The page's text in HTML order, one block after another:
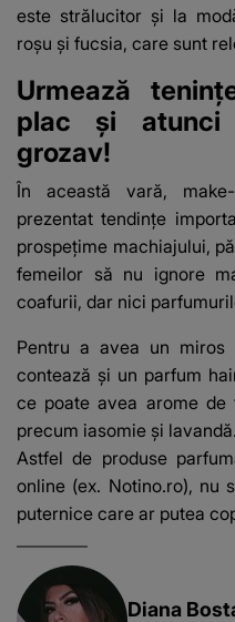
este strălucitor și la
roșu și fucsia, care sunt
Urmează
plac și atunci
grozav!
În această vară,
prezentat tendințe
prospețime machiajului,
femeilor să nu ignore
coafurii, dar nici
Pentru a avea un
contează și un parfum
ce poate avea arome
precum iasomie și lavandă.
Astfel de produse
online (ex. Notino.ro), nu
puternice care ar putea
Diana